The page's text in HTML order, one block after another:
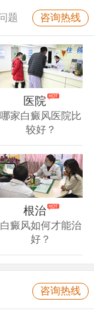
咨询热线
题
医院
哪家白癜风医院比
较好？
根治
白癜风如何才能治
好？
咨询热线